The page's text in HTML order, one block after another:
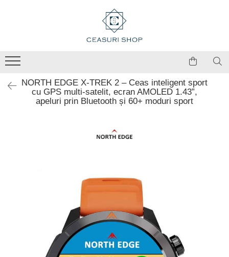
NORTH EDGE X-TREK 2 – Ceas inteligent sport
cu GPS multi-satelit, ecran AMOLED 1.43”,
apeluri prin Bluetooth și 60+ moduri sport